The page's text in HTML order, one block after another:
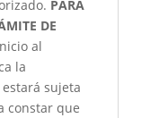
PARA
DE
al
la
sujeta
constar que